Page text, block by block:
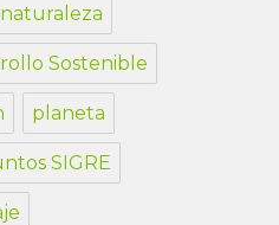
naturaleza
Sostenible
planeta
SIGRE